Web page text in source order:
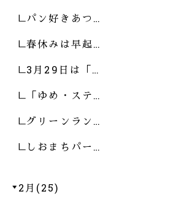
パン好きあつ…
春休みは早起…
3月29日は「…
「ゆめ・ステ…
グリーンラン…
しおまちパー…
2月(25)